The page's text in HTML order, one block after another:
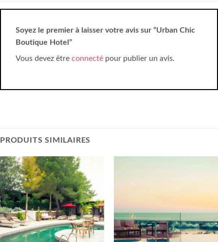
Soyez le premier à laisser votre avis sur “Urban Chic
Boutique Hotel”
Vous devez être connecté pour publier un avis.
PRODUITS SIMILAIRES